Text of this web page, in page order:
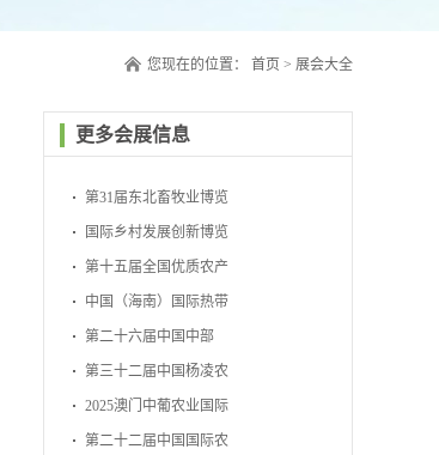
您现在的位置： 首页 > 展会大全
更多会展信息
第31届东北畜牧业博览
会 国际乡村发展创新博览
会第十五届全国优质农产
品展销周
中国（海南）国际热带
农产品冬季交易会
第二十六届中国中部
（湖南）农业博览会
第三十二届中国杨凌农
业高新科技成果博览会
2025澳门中葡农业国际
博览会
第二十二届中国国际农